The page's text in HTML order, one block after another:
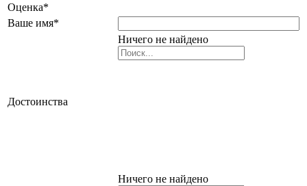
Оценка*
Ваше имя*
Достоинства
Ничего не найдено
Ничего не найдено